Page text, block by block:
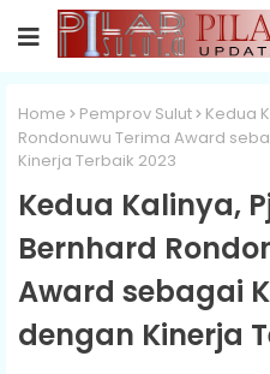
Home Pemprov Sulut
Kedua
Rondonuwu Terima Award
Kinerja Terbaik 2023
Kedua Kalinya,
Bernhard
Award sebagai
dengan Kinerja